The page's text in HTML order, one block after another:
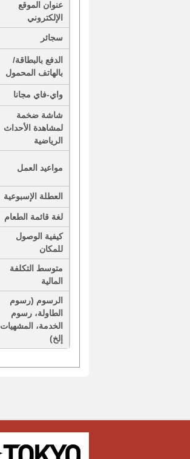
عنوان الموقع
الإلكتروني
سجائر
الدفع بالبطاقة/
بالهاتف المحمول
واي-فاي مجانا
شاشة ضخمة
لمشاهدة الأحداث
الرياضية
مواعيد العمل
العطلة الإسبوعية
لغة قائمة الطعام
كيفية الوصول
للمكان
متوسط التكلفة
المالية
الرسوم (رسوم
الطاولة، رسوم
الخدمة، المشهيات
إلخ)